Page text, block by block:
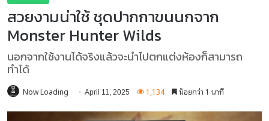
สวยงามน่าใช้ ชุดปากกาขนนกจาก
Monster Hunter Wilds
นอกจากใช้งานได้จริงแล้วจะนำไปตกแต่งห้องก็สามารถ
ทำได้
Now Loading April 11, 2025 1,134 น้อยกว่า 1 นาที